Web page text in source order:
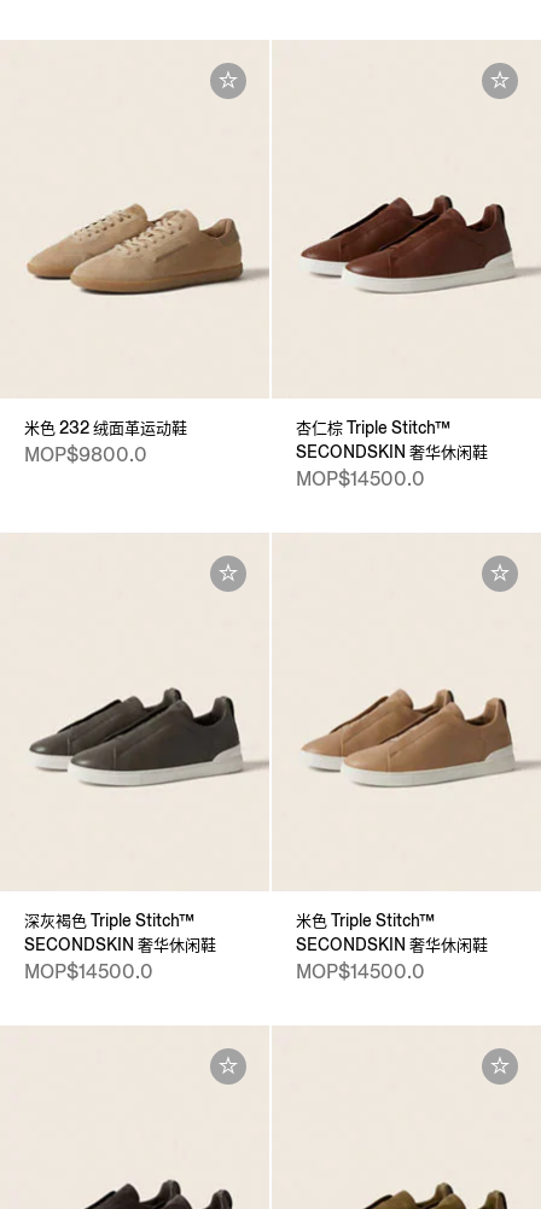
米色 232 绒面革运动鞋
MOP$9800.0
杏仁棕 Triple Stitch™
SECONDSKIN 奢华休闲鞋
MOP$14500.0
深灰褐色 Triple Stitch™
SECONDSKIN 奢华休闲鞋
MOP$14500.0
米色 Triple Stitch™
SECONDSKIN 奢华休闲鞋
MOP$14500.0